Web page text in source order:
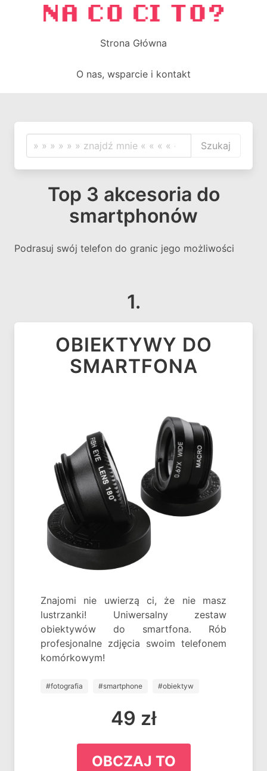
Strona Główna
O nas, wsparcie i kontakt
Szukaj
Top 3 akcesoria do
smartphonów
Podrasuj swój telefon do granic jego możliwości
1.
OBIEKTYWY DO
SMARTFONA
Znajomi nie uwierzą ci, że nie masz
lustrzanki! Uniwersalny zestaw
obiektywów do smartfona. Rób
profesjonalne zdjęcia swoim telefonem
komórkowym!
#fotografia #smartphone #obiektyw
49 zł
OBCZAJ TO